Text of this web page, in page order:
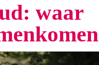
waar